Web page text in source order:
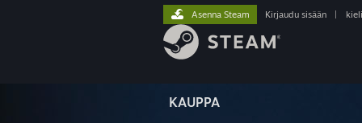
KAUPPA
Asenna Steam Kirjaudu sisään kieli